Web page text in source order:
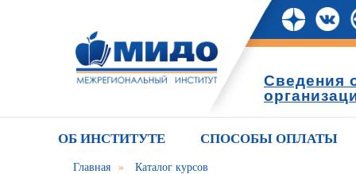
Сведения
ОБ ИНСТИТУТЕ СПОСОБЫ ОПЛАТЫ
Главная » Каталог курсов